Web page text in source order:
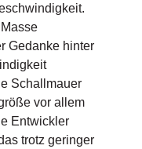
Gedanke hinter
Schallmauer
vor allem
Entwickler
trotz geringer